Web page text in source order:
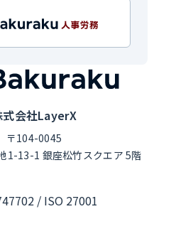
式会社LayerX
〒104-0045
1-13-1 銀座松竹スクエア 5階